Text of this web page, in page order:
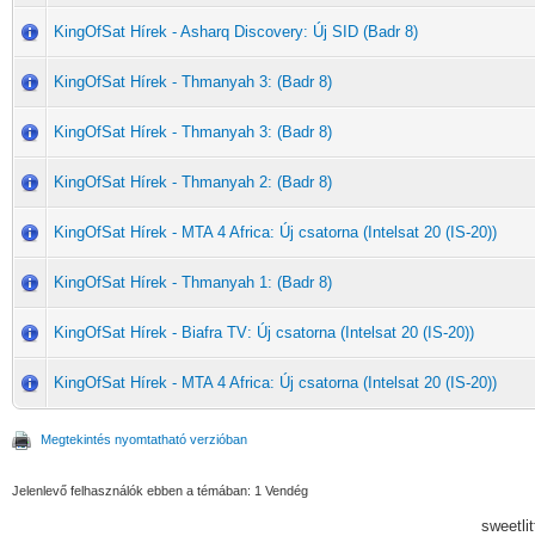
KingOfSat Hírek - Asharq Discovery: Új SID (Badr 8)
KingOfSat Hírek - Thmanyah 3: (Badr 8)
KingOfSat Hírek - Thmanyah 3: (Badr 8)
KingOfSat Hírek - Thmanyah 2: (Badr 8)
KingOfSat Hírek - MTA 4 Africa: Új csatorna (Intelsat 20 (IS-20))
KingOfSat Hírek - Thmanyah 1: (Badr 8)
KingOfSat Hírek - Biafra TV: Új csatorna (Intelsat 20 (IS-20))
KingOfSat Hírek - MTA 4 Africa: Új csatorna (Intelsat 20 (IS-20))
Megtekintés nyomtatható verzióban
Jelenlevő felhasználók ebben a témában: 1 Vendég